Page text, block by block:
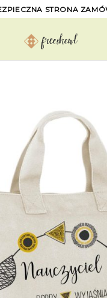
STRONA